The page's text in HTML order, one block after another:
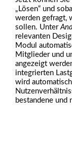
„Lösen“ und
werden gefragt,
sollen. Unter
relevanten
Modul
Mitglieder und
angezeigt
integrierten
wird
bestandene und